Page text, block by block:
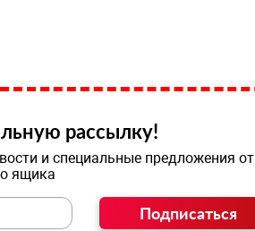
рассылку!
и специальные предложения от
ящика
Подписаться